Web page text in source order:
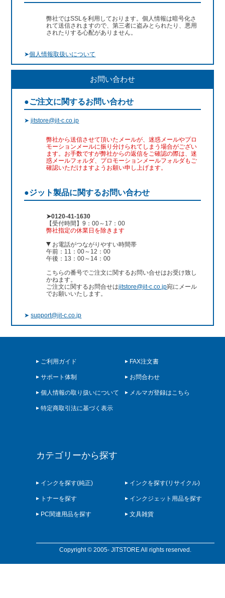
弊社ではSSLを利用しております。個人情報は暗号化さ
れて送信されますので、第三者に盗みとられたり、悪用
されたりする心配がありません。
➤個人情報取扱いについて
お問い合わせ
●ご注文に関するお問い合わせ
➤jitstore@jit-c.co.jp
弊社から送信させて頂いたメールが、迷惑メールやプロ
モーションメールに振り分けられてしまう場合がござい
ます。お手数ですが弊社からの返信をご確認の際は、迷
惑メールフォルダ、プロモーションメールフォルダもご
確認いただけますようお願い申し上げます。
●ジット製品に関するお問い合わせ
➤0120-41-1630
【受付時間】9：00～17：00
弊社指定の休業日を除きます
お電話がつながりやすい時間帯
午前：11：00～12：00
午後：13：00～14：00
こちらの番号でご注文に関するお問い合せはお受け致し
かねます。
ご注文に関するお問合せはjitstore@jit-c.co.jp宛にメール
でお願いいたします。
➤support@jit-c.co.jp
ご利用ガイド FAX注文書
サポート体制 お問合わせ
個人情報の取り扱いについて メルマガ登録はこちら
特定商取引法に基づく表示
カテゴリーから探す
インクを探す(純正) インクを探す(リサイクル)
トナーを探す インクジェット用品を探す
PC関連用品を探す 文具雑貨
Copyright © 2005- JITSTORE All rights reserved.